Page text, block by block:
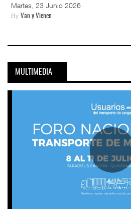
Martes, 23 Junio 2026
By Van y Vienen
MULTIMEDIA